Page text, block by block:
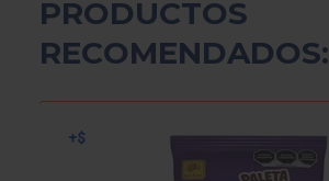
PRODUCTOS
RECOMENDADOS: